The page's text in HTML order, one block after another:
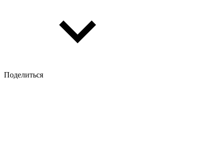
Поделиться